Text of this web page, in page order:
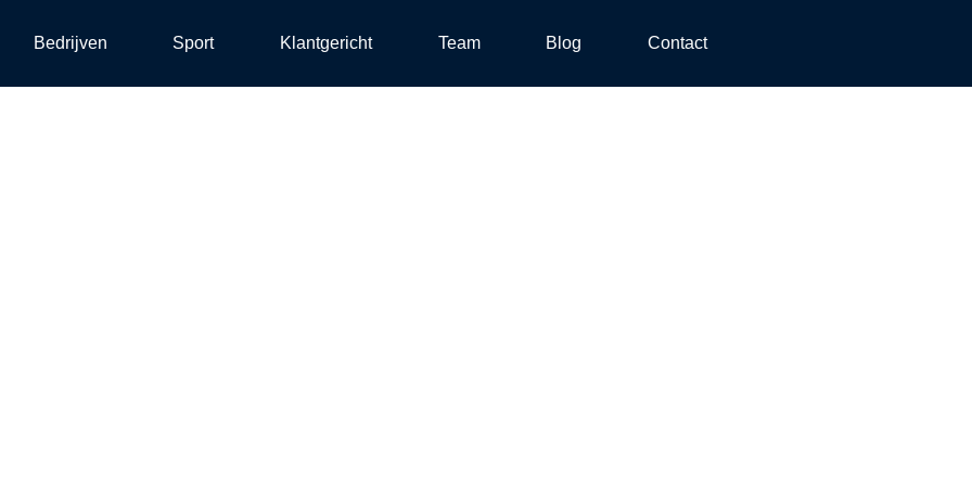
Bedrijven Sport Klantgericht Team Blog Contact